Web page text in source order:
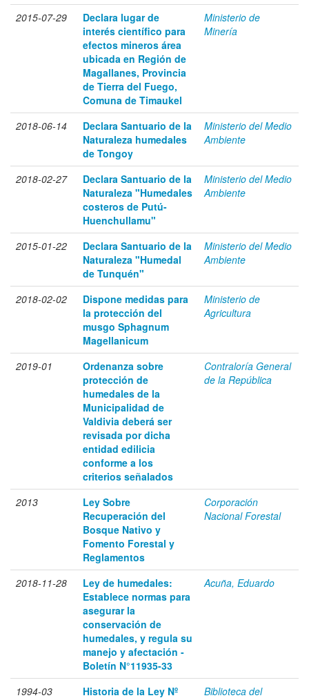
2015-07-29
Declara lugar de
interés científico para
efectos mineros área
ubicada en Región de
Magallanes, Provincia
de Tierra del Fuego,
Comuna de Timaukel
Ministerio de
Minería
2018-06-14
Declara Santuario de la
Naturaleza humedales
de Tongoy
Ministerio del Medio
Ambiente
2018-02-27
Declara Santuario de la
Naturaleza "Humedales
costeros de Putú-
Huenchullamu"
Ministerio del Medio
Ambiente
2015-01-22
Declara Santuario de la
Naturaleza "Humedal
de Tunquén"
Ministerio del Medio
Ambiente
2018-02-02
Dispone medidas para
la protección del
musgo Sphagnum
Magellanicum
Ministerio de
Agricultura
2019-01
Ordenanza sobre
protección de
humedales de la
Municipalidad de
Valdivia deberá ser
revisada por dicha
entidad edilicia
conforme a los
criterios señalados
Contraloría General
de la República
2013
Ley Sobre
Recuperación del
Bosque Nativo y
Fomento Forestal y
Reglamentos
Corporación
Nacional Forestal
2018-11-28
Ley de humedales:
Establece normas para
asegurar la
conservación de
humedales, y regula su
manejo y afectación -
Boletín N°11935-33
Acuña, Eduardo
1994-03 Historia de la Ley Nº Biblioteca del